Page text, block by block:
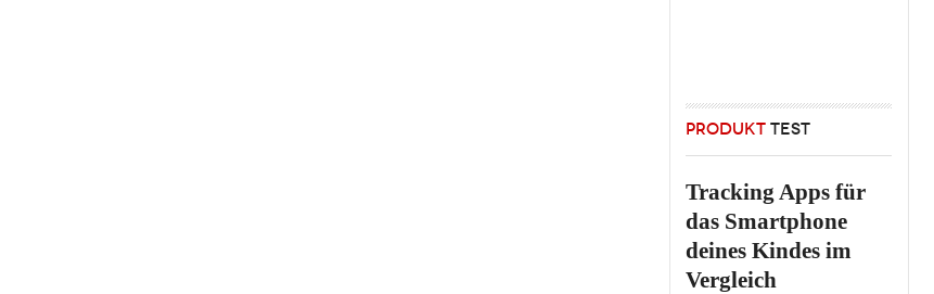
PRODUKT TEST
Tracking Apps für
das Smartphone
deines Kindes im
Vergleich